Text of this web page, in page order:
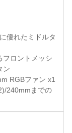
優れたミドルタ
フロントメッシ
ン
RGBファン x1
240mmまでの